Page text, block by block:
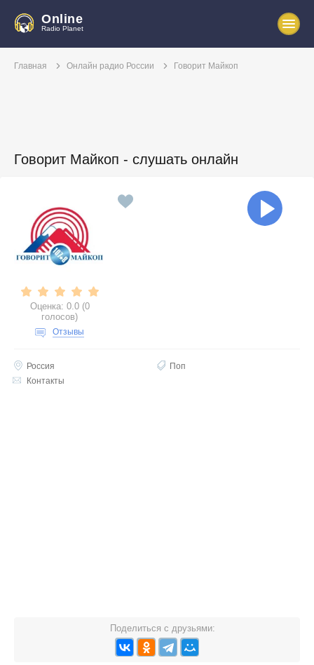
Online
Radio Planet
Главная Онлайн радио России Говорит Майкоп
Говорит Майкоп - слушать онлайн
Оценка: 0.0 (0
голосов)
Отзывы
Россия
Поп
Контакты
Поделиться с друзьями: